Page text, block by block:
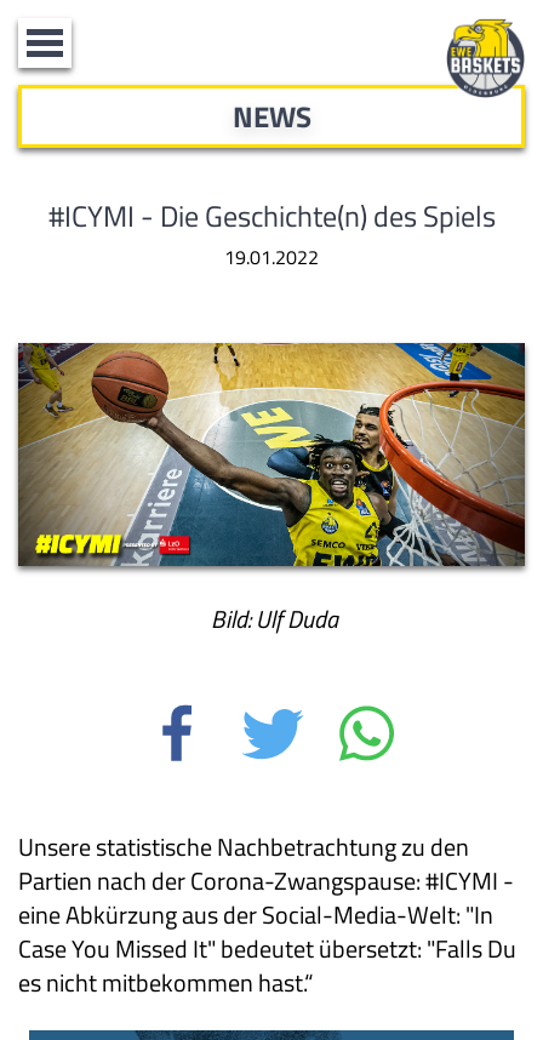
Toggle
navigation
NEWS
#ICYMI - Die Geschichte(n) des Spiels
19.01.2022
Bild: Ulf Duda
Unsere statistische Nachbetrachtung zu den
Partien nach der Corona-Zwangspause: #ICYMI -
eine Abkürzung aus der Social-Media-Welt: "In
Case You Missed It" bedeutet übersetzt: "Falls Du
es nicht mitbekommen hast.“